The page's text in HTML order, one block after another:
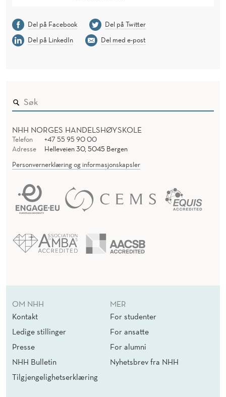
Del på Facebook
Del på Twitter
Del på LinkedIn
Del med e-post
NHH NORGES HANDELSHØYSKOLE
Telefon
+47 55 95 90 00
Adresse
Helleveien 30, 5045 Bergen
Personvernerklæring og informasjonskapsler
OM NHH
Kontakt
Ledige stillinger
Presse
NHH Bulletin
Tilgjengelighetserklæring
MER
For studenter
For ansatte
For alumni
Nyhetsbrev fra NHH